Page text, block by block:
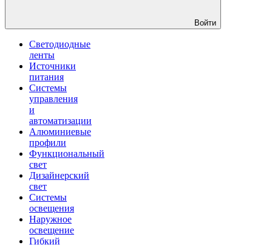
Войти
Светодиодные
ленты
Источники
питания
Системы
управления
и
автоматизации
Алюминиевые
профили
Функциональный
свет
Дизайнерский
свет
Системы
освещения
Наружное
освещение
Гибкий